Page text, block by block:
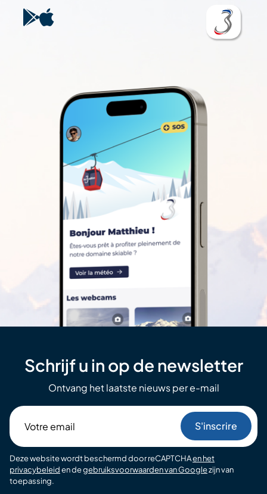
Schrijf u in op de newsletter
Ontvang het laatste nieuws per e-mail
email
Deze website wordt beschermd door reCAPTCHAen het
privacybeleiden degebruiksvoorwaarden van Googlezijn van
toepassing.